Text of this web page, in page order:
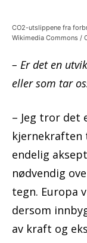
CO2-utslippene fra
Wikimedia Commons /
– Er det en
eller som tar
– Jeg tror det
kjernekraften
endelig
nødvendig
tegn. Europa
dersom
av kraft og